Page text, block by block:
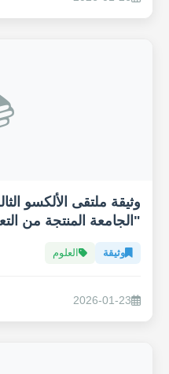
وثيقة ملتقى الألكسو
"الجامعة المنتجة من
وثيقة العلوم
2026-01-23